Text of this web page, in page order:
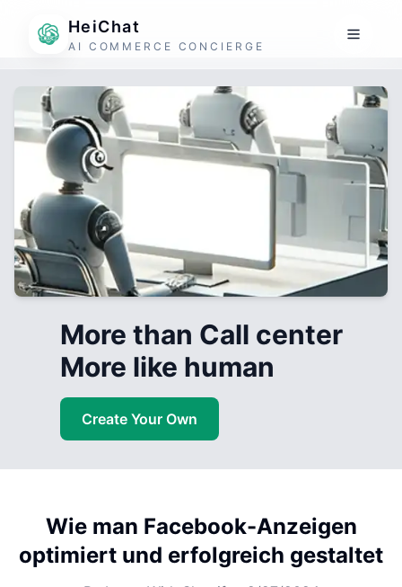
HeiChat
AI COMMERCE CONCIERGE
More than Call center
More like human
Create Your Own
Wie man Facebook-Anzeigen
optimiert und erfolgreich gestaltet